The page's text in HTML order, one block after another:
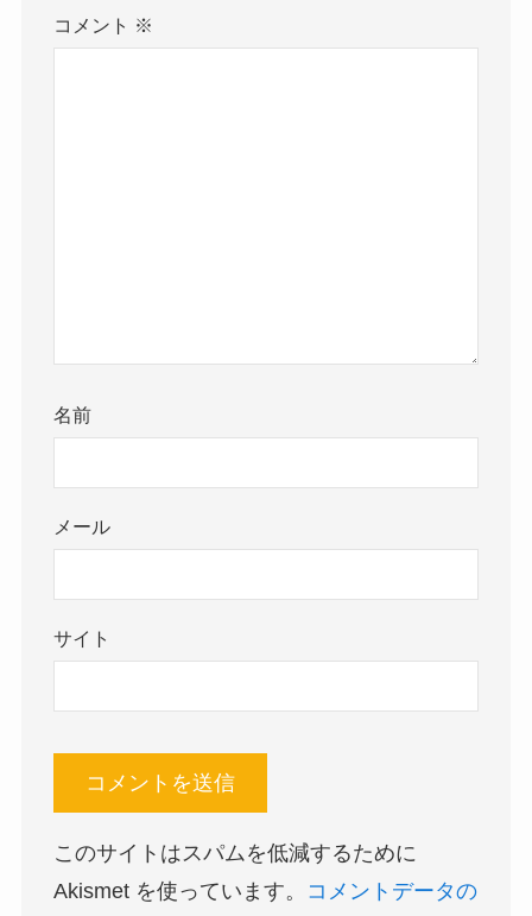
コメント ※
名前
メール
サイト
このサイトはスパムを低減するために
Akismet を使っています。
コメントデータの